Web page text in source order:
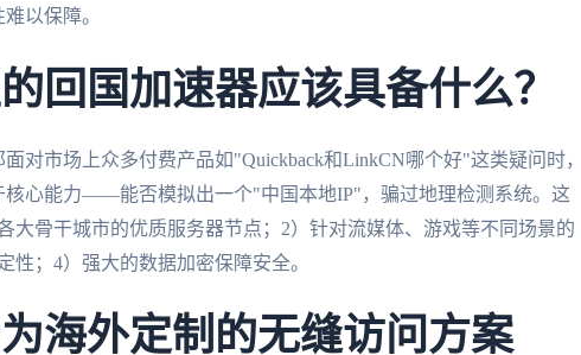
以保障。
回国加速器应该具备什么？
对市场上众多付费产品如"Quickback和LinkCN哪个好"这类疑问时，
核心能力——能否模拟出一个"中国本地IP"，骗过地理检测系统。这
大骨干城市的优质服务器节点；2）针对流媒体、游戏等不同场景的
性；4）强大的数据加密保障安全。
海外定制的无缝访问方案